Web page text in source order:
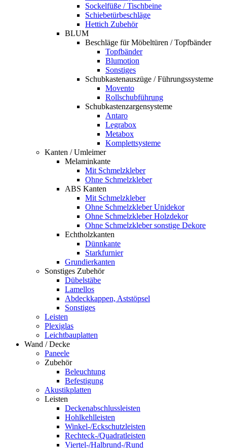
Sockelfüße / Tischbeine
Schiebetürbeschläge
Hettich Zubehör
BLUM
Beschläge für Möbeltüren / Topfbänder
Topfbänder
Blumotion
Sonstiges
Schubkastenauszüge / Führungssysteme
Movento
Rollschubführung
Schubkastenzargensysteme
Antaro
Legrabox
Metabox
Komplettsysteme
Kanten / Umleimer
Melaminkante
Mit Schmelzkleber
Ohne Schmelzkleber
ABS Kanten
Mit Schmelzkleber
Ohne Schmelzkleber Unidekor
Ohne Schmelzkleber Holzdekor
Ohne Schmelzkleber sonstige Dekore
Echtholzkanten
Dünnkante
Starkfurnier
Grundierkanten
Sonstiges Zubehör
Dübelstäbe
Lamellos
Abdeckkappen, Aststöpsel
Sonstiges
Leisten
Plexiglas
Leichtbauplatten
Wand / Decke
Paneele
Zubehör
Beleuchtung
Befestigung
Akustikplatten
Leisten
Deckenabschlussleisten
Hohlkehlleisten
Winkel-/Eckschutzleisten
Rechteck-/Quadratleisten
Viertel-/Halbrund-/Rund